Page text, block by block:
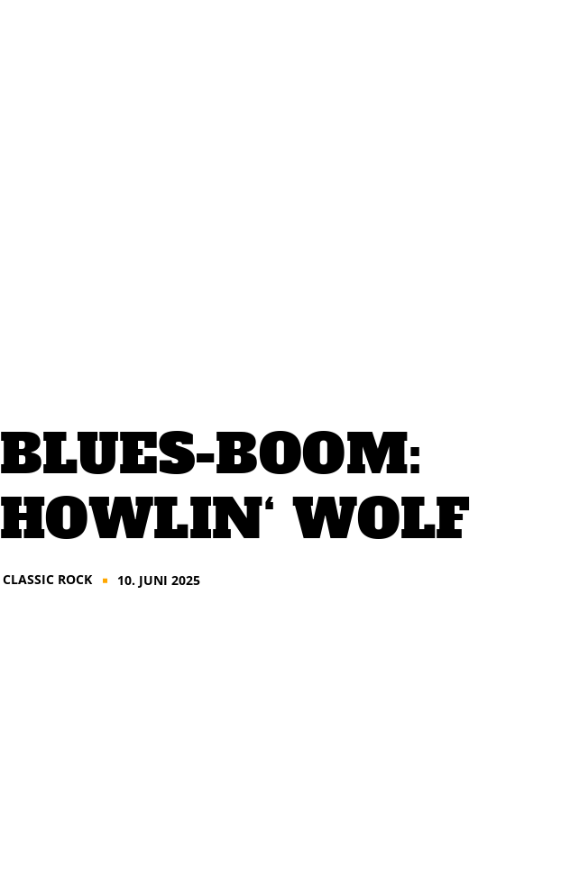
BLUES-BOOM:
HOWLIN‘ WOLF
CLASSIC ROCK ■ 10. JUNI 2025